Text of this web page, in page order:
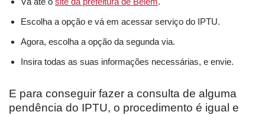
Escolha a opção e vá em acessar serviço do IPTU.
Agora, escolha a opção da segunda via.
Insira todas as suas informações necessárias, e envie.
E para conseguir fazer a consulta de alguma
pendência do IPTU, o procedimento é igual e